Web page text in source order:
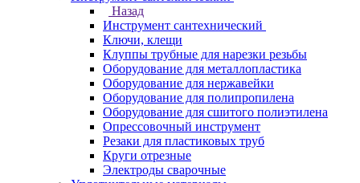
Назад
Инструмент сантехнический
Ключи, клещи
Клуппы трубные для нарезки резьбы
Оборудование для металлопластика
Оборудование для нержавейки
Оборудование для полипропилена
Оборудование для сшитого полиэтилена
Опрессовочный инструмент
Резаки для пластиковых труб
Круги отрезные
Электроды сварочные